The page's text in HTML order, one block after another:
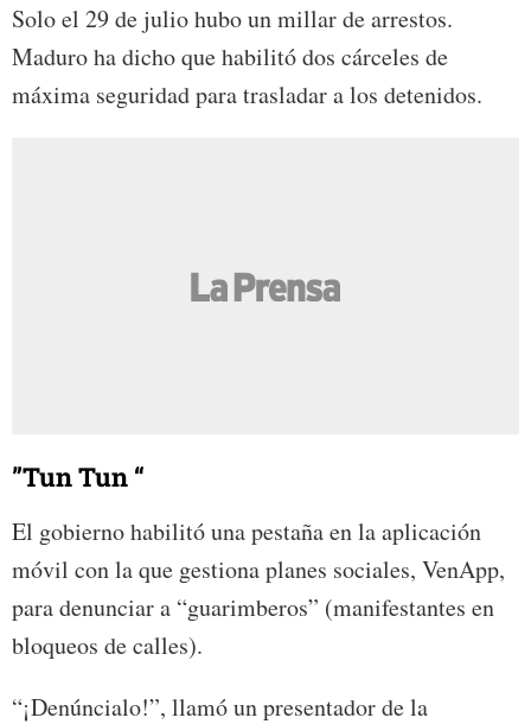
Solo el 29 de julio hubo un millar de arrestos.
Maduro ha dicho que habilitó dos cárceles de
máxima seguridad para trasladar a los detenidos.
”Tun Tun “
El gobierno habilitó una pestaña en la aplicación
móvil con la que gestiona planes sociales, VenApp,
para denunciar a “guarimberos” (manifestantes en
bloqueos de calles).
“¡Denúncialo!”, llamó un presentador de la